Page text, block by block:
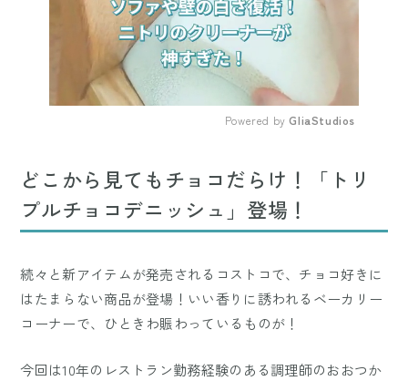
Powered by GliaStudios
どこから見てもチョコだらけ！「トリ
プルチョコデニッシュ」登場！
続々と新アイテムが発売されるコストコで、チョコ好きに
はたまらない商品が登場！いい香りに誘われるベーカリー
コーナーで、ひときわ賑わっているものが！
今回は10年のレストラン勤務経験のある調理師のおおつか